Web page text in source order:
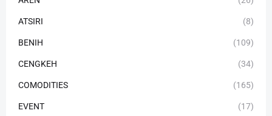
ATSIRI (8)
BENIH (109)
CENGKEH (34)
COMODITIES (165)
EVENT (17)